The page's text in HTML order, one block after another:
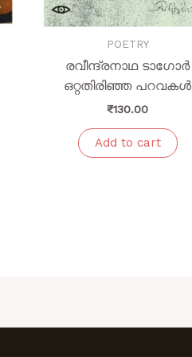
POETRY
രവീന്ദ്രനാഥ ടാഗോർ
ഒറ്റതിരിഞ്ഞ പറവകൾ
₹130.00
Add to cart